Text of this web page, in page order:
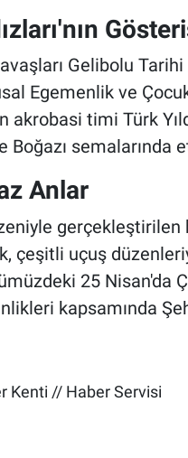
Gelibolu
Egemenlik ve
akrobasi timi Türk
Boğazı
Anlar
çeşitli uçuş
25 Nisan'da
kapsamında
Kenti // Haber Servisi